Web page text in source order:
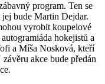
program. Ten se
bude Martin Dejdar.
vyrobit koupelové
hokejistů a
a Míša Nosková, kteří
akce bude předán